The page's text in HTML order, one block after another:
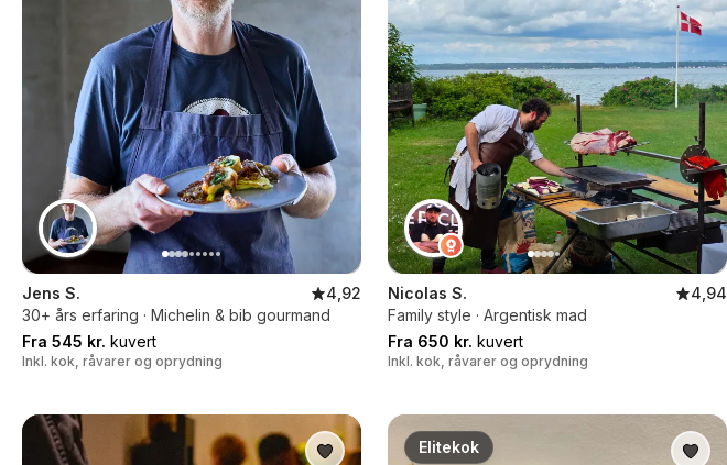
Jens S.
4,92
30+ års erfaring · Michelin & bib gourmand
Fra 545 kr. kuvert
Inkl. kok, råvarer og oprydning
Nicolas S.
4,94
Family style · Argentisk mad
Fra 650 kr. kuvert
Inkl. kok, råvarer og oprydning
Elitekok